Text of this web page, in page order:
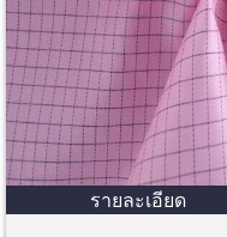
รายละเอียด